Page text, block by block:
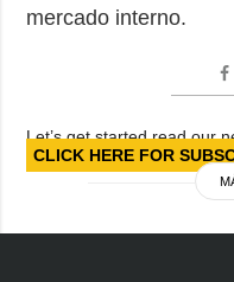
mercado interno.
Let’s get started read our
CLICK HERE FOR